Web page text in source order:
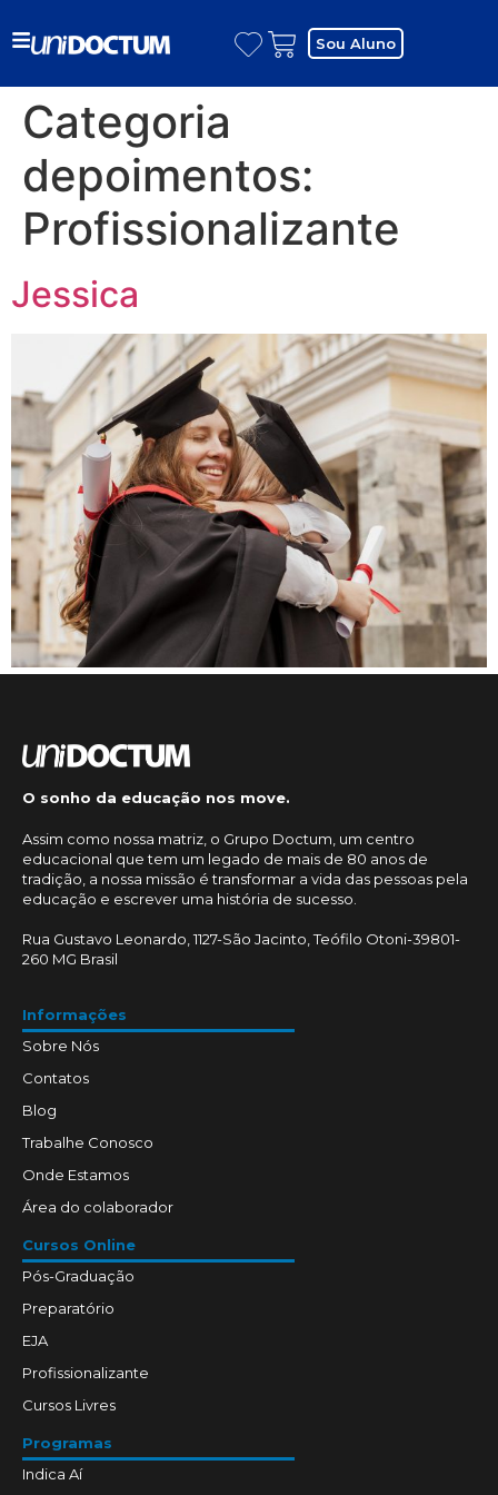
Sou Aluno
Categoria
depoimentos:
Profissionalizante
Jessica
O sonho da educação nos move.
Assim como nossa matriz, o Grupo Doctum, um centro
educacional que tem um legado de mais de 80 anos de
tradição, a nossa missão é transformar a vida das pessoas pela
educação e escrever uma história de sucesso.
Rua Gustavo Leonardo, 1127-São Jacinto, Teófilo Otoni-39801-
260 MG Brasil
Informações
Sobre Nós
Contatos
Blog
Trabalhe Conosco
Onde Estamos
Área do colaborador
Cursos Online
Pós-Graduação
Preparatório
EJA
Profissionalizante
Cursos Livres
Programas
Indica Aí